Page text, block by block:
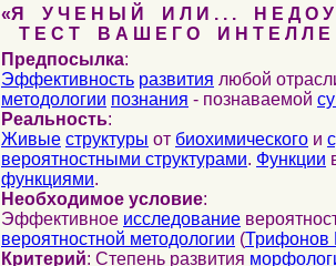
«Я У Ч Е Н Ы Й И Л И . . . Н Е Д О У
Т Е С Т В А Ш Е Г О И Н Т Е Л Л Е
Предпосылка:
Эффективность развития любой
методологии познания - познаваемой
Реальность:
Живые структуры от биохимического и
вероятностными структурами. Функции
функциями.
Необходимое условие:
Эффективное исследование
вероятностной методологии (Трифонов
Критерий: Степень развития